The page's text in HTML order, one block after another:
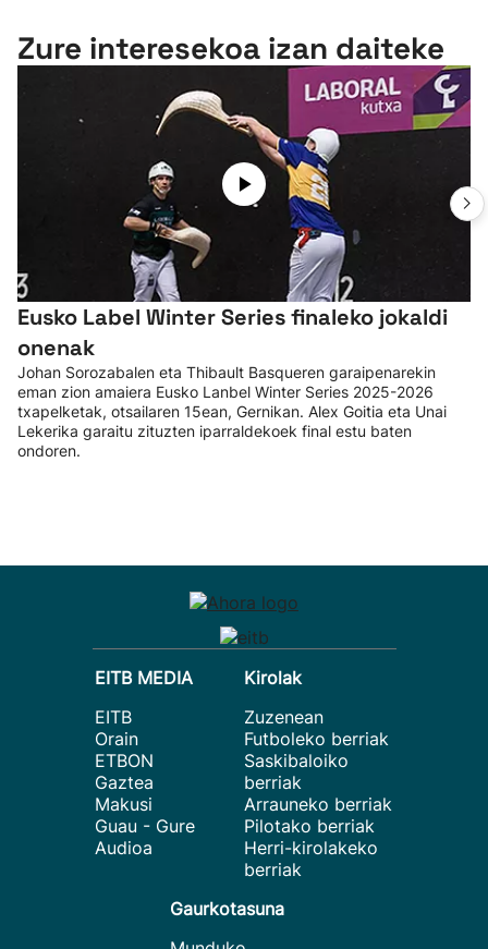
Zure interesekoa izan daiteke
Eusko Label Winter Series finaleko jokaldi
onenak
Johan Sorozabalen eta Thibault Basqueren garaipenarekin
eman zion amaiera Eusko Lanbel Winter Series 2025-2026
txapelketak, otsailaren 15ean, Gernikan. Alex Goitia eta Unai
Lekerika garaitu zituzten iparraldekoek final estu baten
ondoren.
EITB MEDIA
EITB
Orain
ETBON
Gaztea
Makusi
Guau - Gure
Audioa
Kirolak
Zuzenean
Futboleko berriak
Saskibaloiko
berriak
Arrauneko berriak
Pilotako berriak
Herri-kirolakeko
berriak
Gaurkotasuna